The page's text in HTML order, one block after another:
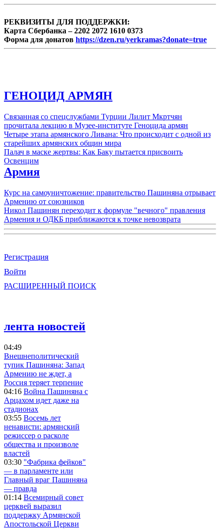
РЕКВИЗИТЫ ДЛЯ ПОДДЕРЖКИ:
Карта Сбербанка – 2202 2072 1610 0373
Форма для донатов https://dzen.ru/yerkramas?donate=true
ГЕНОЦИД АРМЯН
Связанная со спецслужбами Турции Лилит Мкртчян
прочитала лекцию в Музее-институте Геноцида армян
Четыре этапа армянского Ливана: Что происходит с одной из
старейших армянских общин мира
Палач в маске жертвы: Как Баку пытается присвоить
Освенцим
Армия
Курс на самоуничтожение: правительство Пашиняна отрывает
Армению от союзников
Никол Пашинян переходит к формуле "вечного" правления
Армения и ОДКБ приближаются к точке невозврата
Регистрация
Войти
РАСШИРЕННЫЙ ПОИСК
лента новостей
04:49
Внешнеполитический
тупик Пашиняна: Запад
Армению не ждет, а
Россия теряет терпение
04:16 Война Пашиняна с
Арцахом идет даже на
стадионах
03:55 Восемь лет
ненависти: армянский
режиссер о расколе
общества и произволе
властей
03:30 "Фабрика фейков"
— в парламенте или
Главный враг Пашиняна
— правда
01:14 Всемирный совет
церквей выразил
поддержку Армянской
Апостольской Церкви